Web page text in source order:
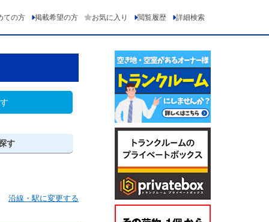
ての方 掲載希望の方 お気に入り 閲覧履歴 詳細検索
す
沿線・駅に変更する